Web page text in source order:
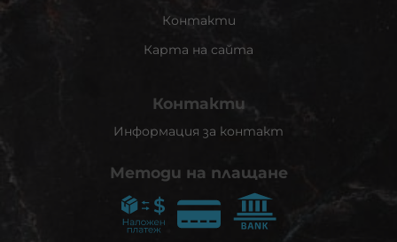
Контакти
Карта на сайта
Контакти
Информация за контакт
Методи на плащане